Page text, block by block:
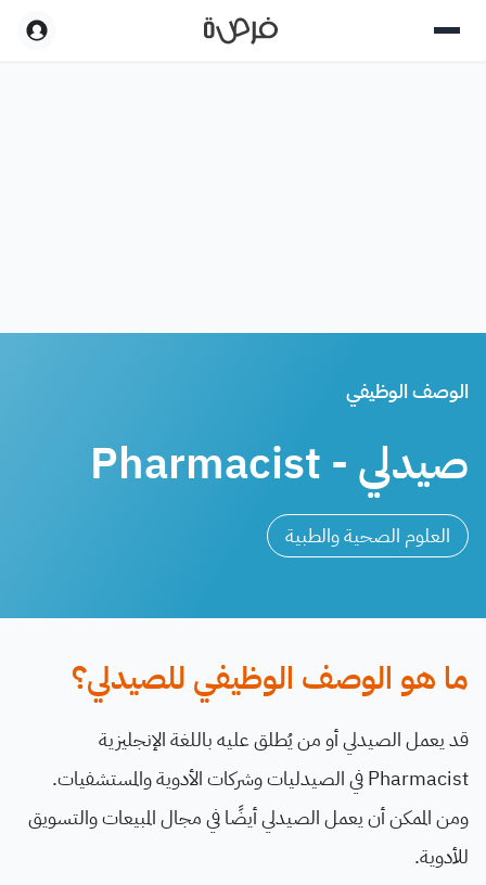
الوصف الوظيفي
صيدلي - Pharmacist
العلوم الصحية والطبية
ما هو الوصف الوظيفي للصيدلي؟
قد يعمل الصيدلي أو من يُطلق عليه باللغة الإنجليزية
Pharmacist في الصيدليات وشركات الأدوية والمستشفيات.
ومن الممكن أن يعمل الصيدلي أيضًا في مجال المبيعات والتسويق
للأدوية.